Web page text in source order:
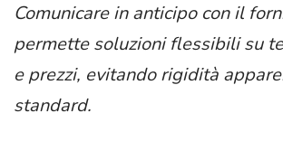
Comunicare in anticipo con il
permette soluzioni flessibili su
e prezzi, evitando rigidità
standard.